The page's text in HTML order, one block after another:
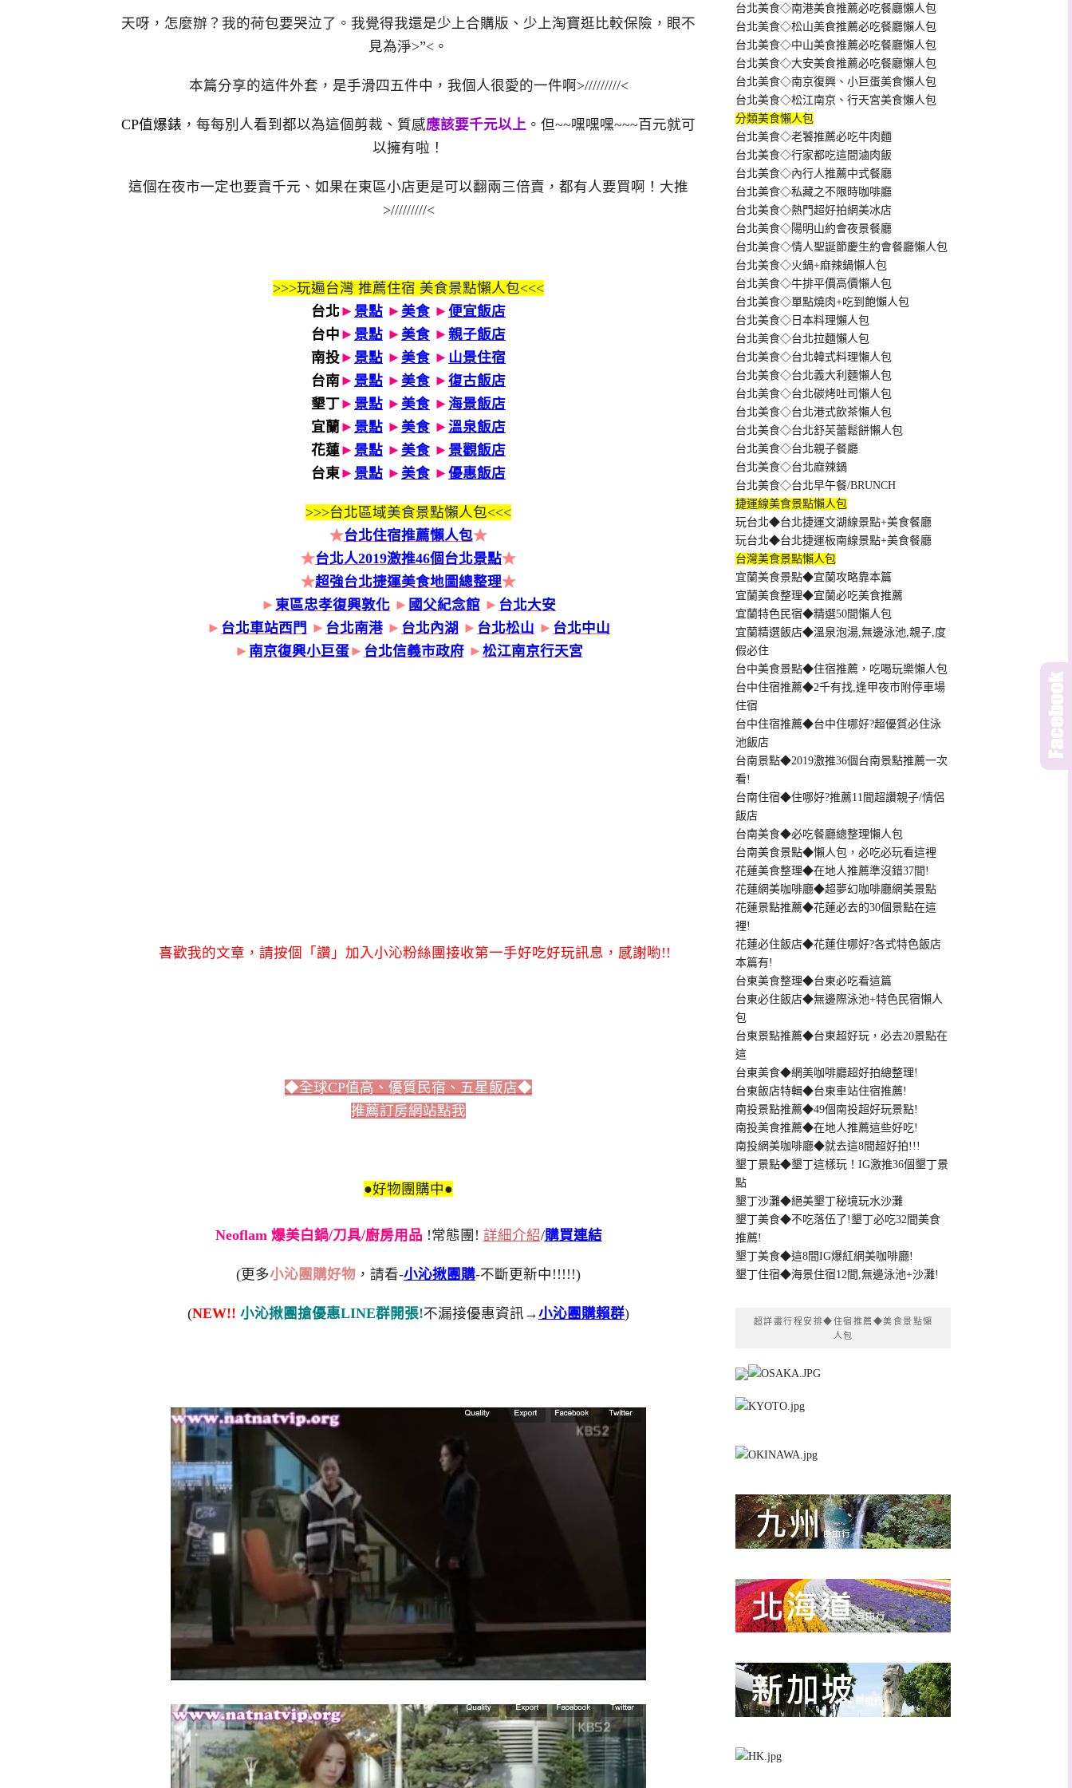
天呀，怎麼辦？我的荷包要哭泣了。我覺得我還是少上合購版、少上淘寶逛比較保險，眼不
見為淨>”<。
本篇分享的這件外套，是手滑四五件中，我個人很愛的一件啊>/////////<
CP值爆錶 ，每每別人看到都以為這個剪裁、質感應該要千元以上 。但~~嘿嘿嘿~~~百元就可
以擁有啦！
這個在夜市一定也要賣千元、如果在東區小店更是可以翻兩三倍賣，都有人要買啊！大推
>/////////<
>>>玩遍台灣 推薦住宿 美食景點懶人包<<<
台北► 景點 ► 美食 ► 便宜飯店
台中 ► 景點 ► 美食 ► 親子飯店
南投► 景點 ► 美食 ► 山景住宿
台南► 景點 ► 美食 ► 復古飯店
墾丁► 景點 ► 美食 ► 海景飯店
宜蘭 ► 景點 ► 美食 ► 溫泉飯店
花蓮► 景點 ► 美食 ► 景觀飯店
台東► 景點 ► 美食 ► 優惠飯店
>>>台北區域美食景點懶人包<<<
★台北住宿推薦懶人包★
★台北人2019激推46個台北景點★
★超強台北捷運美食地圖總整理★
► 東區忠孝復興敦化 ► 國父紀念館 ► 台北大安
► 台北車站西門 ► 台北南港 ► 台北內湖 ► 台北松山 ► 台北中山
► 南京復興小巨蛋► 台北信義市政府► 松江南京行天宮
喜歡我的文章，請按個「讚」加入小沁粉絲團接收第一手好吃好玩訊息，感謝喲!!
◆全球CP值高、優質民宿、五星飯店◆
推薦訂房網站點我
●好物團購中●
Neoflam 爆美白鍋/刀具/廚房用品 !常態團! 詳細介紹/購買連結
(更多小沁團購好物 ，請看-小沁揪團購-不斷更新中!!!!!)
(NEW!! 小沁揪團搶優惠LINE群開張!不漏接優惠資訊→小沁團購賴群)
台北美食◇南港美食推薦必吃餐廳懶人包
台北美食◇松山美食推薦必吃餐廳懶人包
台北美食◇中山美食推薦必吃餐廳懶人包
台北美食◇大安美食推薦必吃餐廳懶人包
台北美食◇南京復興、小巨蛋美食懶人包
台北美食◇松江南京、行天宮美食懶人包
分類美食懶人包
台北美食◇老饕推薦必吃牛肉麵
台北美食◇行家都吃這間滷肉飯
台北美食◇內行人推薦中式餐廳
台北美食◇私藏之不限時咖啡廳
台北美食◇熱門超好拍網美冰店
台北美食◇陽明山約會夜景餐廳
台北美食◇情人聖誕節慶生約會餐廳懶人包
台北美食◇火鍋+麻辣鍋懶人包
台北美食◇牛排平價高價懶人包
台北美食◇單點燒肉+吃到飽懶人包
台北美食◇日本料理懶人包
台北美食◇台北拉麵懶人包
台北美食◇台北韓式料理懶人包
台北美食◇台北義大利麵懶人包
台北美食◇台北碳烤吐司懶人包
台北美食◇台北港式飲茶懶人包
台北美食◇台北舒芙蕾鬆餅懶人包
台北美食◇台北親子餐廳
台北美食◇台北麻辣鍋
台北美食◇台北早午餐/BRUNCH
捷運線美食景點懶人包
玩台北◆台北捷運文湖線景點+美食餐廳
玩台北◆台北捷運板南線景點+美食餐廳
台灣美食景點懶人包
宜蘭美食景點◆宜蘭攻略靠本篇
宜蘭美食整理◆宜蘭必吃美食推薦
宜蘭特色民宿◆精選50間懶人包
宜蘭精選飯店◆溫泉泡湯,無邊泳池,親子,度
假必住
台中美食景點◆住宿推薦，吃喝玩樂懶人包
台中住宿推薦◆2千有找,逢甲夜市附停車場
住宿
台中住宿推薦◆台中住哪好?超優質必住泳
池飯店
台南景點◆2019激推36個台南景點推薦一次
看!
台南住宿◆住哪好?推薦11間超讚親子/情侶
飯店
台南美食◆必吃餐廳總整理懶人包
台南美食景點◆懶人包，必吃必玩看這裡
花蓮美食整理◆在地人推薦準沒錯37間!
花蓮網美咖啡廳◆超夢幻咖啡廳網美景點
花蓮景點推薦◆花蓮必去的30個景點在這
裡!
花蓮必住飯店◆花蓮住哪好?各式特色飯店
本篇有!
台東美食整理◆台東必吃看這篇
台東必住飯店◆無邊際泳池+特色民宿懶人
包
台東景點推薦◆台東超好玩，必去20景點在
這
台東美食◆網美咖啡廳超好拍總整理!
台東飯店特輯◆台東車站住宿推薦!
南投景點推薦◆49個南投超好玩景點!
南投美食推薦◆在地人推薦這些好吃!
南投網美咖啡廳◆就去這8間超好拍!!!
墾丁景點◆墾丁這樣玩！IG激推36個墾丁景
點
墾丁沙灘◆絕美墾丁秘境玩水沙灘
墾丁美食◆不吃落伍了!墾丁必吃32間美食
推薦!
墾丁美食◆這8間IG爆紅網美咖啡廳!
墾丁住宿◆海景住宿12間,無邊泳池+沙灘!
超詳盡行程安排◆住宿推薦◆美食景點懶
人包